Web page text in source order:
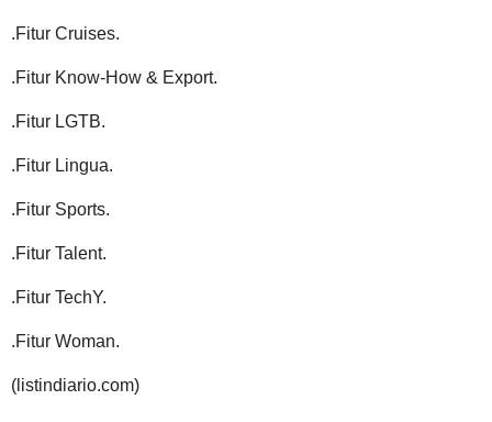
.Fitur Cruises.
.Fitur Know-How & Export.
.Fitur LGTB.
.Fitur Lingua.
.Fitur Sports.
.Fitur Talent.
.Fitur TechY.
.Fitur Woman.
(listindiario.com)